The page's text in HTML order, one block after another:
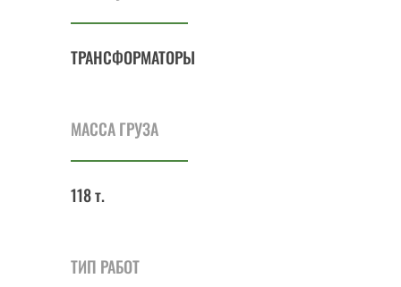
ТРАНСФОРМАТОРЫ
МАССА ГРУЗА
118 т.
ТИП РАБОТ